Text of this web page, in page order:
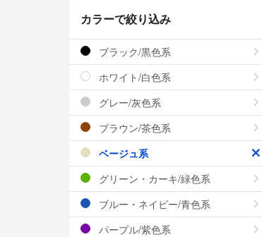
カラーで絞り込み
ブラック/黒色系
ホワイト/白色系
グレー/灰色系
ブラウン/茶色系
ベージュ系
グリーン・カーキ/緑色系
ブルー・ネイビー/青色系
パープル/紫色系